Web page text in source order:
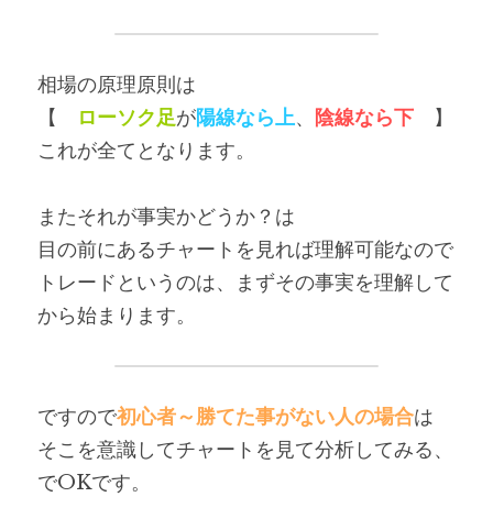
相場の原理原則は
【
ローソク足が陽線なら上、 陰線なら下 】
これが全てとなります。
またそれが事実かどうか？は
目の前にあるチャートを見れば理解可能なので
トレードというのは、まずその事実を理解して
から始まります。
ですので初心者～勝てた事がない人の場合は
そこを意識してチャートを見て分析してみる、
でOKです。